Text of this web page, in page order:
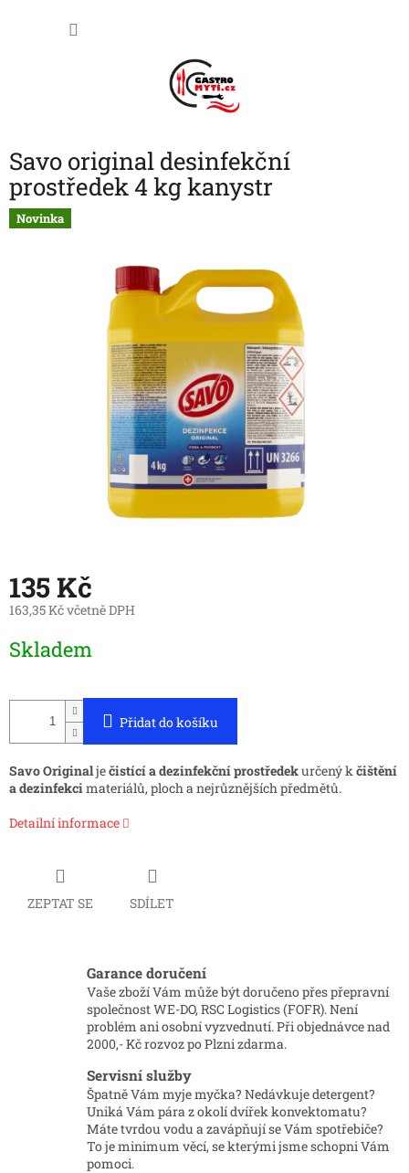
Savo original desinfekční
prostředek 4 kg kanystr
Novinka
135 Kč
163,35 Kč včetně DPH
cena:
Skladem
Přidat do košíku
Savo Originalječistící a dezinfekční prostředekurčený kčištění
a dezinfekcimateriálů, ploch a nejrůznějších předmětů.
Detailní informace
ZEPTAT SE SDÍLET
Garance doručení
Vaše zboží Vám může být doručeno přes přepravní
společnost WE-DO, RSC Logistics (FOFR). Není
problém ani osobní vyzvednutí. Při objednávce nad
2000,- Kč rozvoz po Plzni zdarma.
Servisní služby
Špatně Vám myje myčka? Nedávkuje detergent?
Uniká Vám pára z okolí dvířek konvektomatu?
Máte tvrdou vodu a zavápňují se Vám spotřebiče?
To je minimum věcí, se kterými jsme schopni Vám
pomoci.